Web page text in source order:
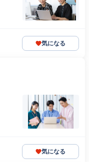
気になる
気になる